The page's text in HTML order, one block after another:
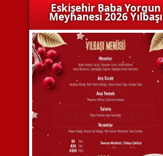
Eskişehir Baba Yorgun
Meyhanesi 2026 Yılbaşı